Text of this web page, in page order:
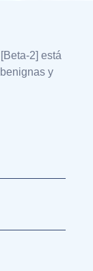
2] está
y